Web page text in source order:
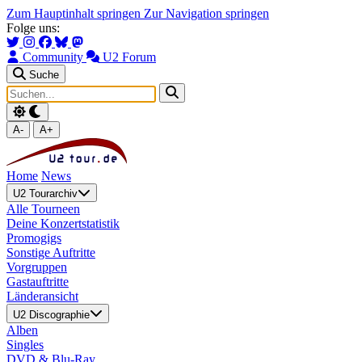
Zum Hauptinhalt springen Zur Navigation springen
Folge uns:
Community U2 Forum
Suche
A- A+
Home News
U2 Tourarchiv
Alle Tourneen
Deine Konzertstatistik
Promogigs
Sonstige Auftritte
Vorgruppen
Gastauftritte
Länderansicht
U2 Discographie
Alben
Singles
DVD & Blu-Ray